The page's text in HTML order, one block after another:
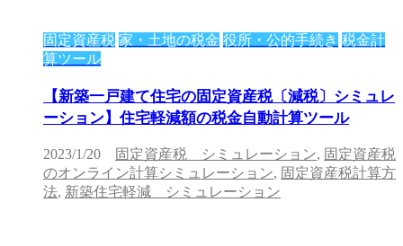
固定資産税 家・土地の税金 役所・公的手続き 税金計
算ツール
【新築一戸建て住宅の固定資産税〔減税〕シミュレ
ーション】住宅軽減額の税金自動計算ツール
2023/1/20 固定資産税 シミュレーション, 固定資産税
のオンライン計算シミュレーション, 固定資産税計算方
法, 新築住宅軽減 シミュレーション